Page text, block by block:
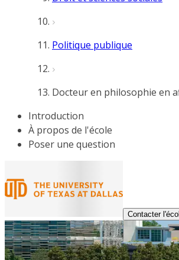
Politique publique
Docteur en philosophie en
Introduction
À propos de l'école
Poser une question
Contacter